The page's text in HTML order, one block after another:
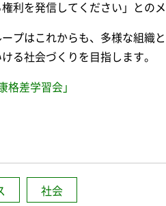
利を発信してください」との
プはこれからも、多様な組織
る社会づくりを目指します。
格差学習会」
社会